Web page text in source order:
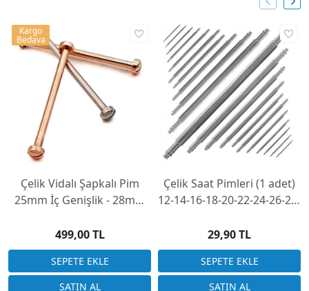
Çelik Vidalı Şapkalı Pim
25mm İç Genişlik - 28mm
Nardin Uyumlu
499,00 TL
Kargo
Bedava
Çelik Saat Pimleri (1 adet)
12-14-16-18-20-22-24-26-28-
29,90 TL